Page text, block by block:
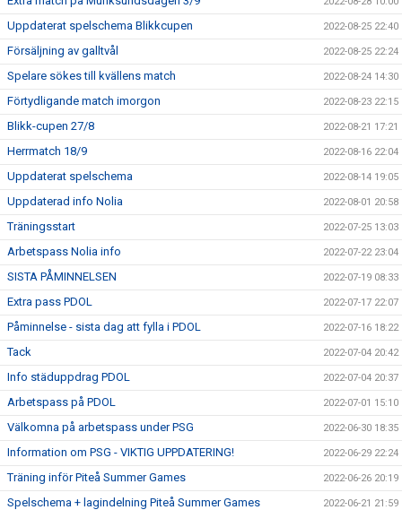
Uppdaterat spelschema Blikkcupen 2022-08-25 22:40
Försäljning av galltvål 2022-08-25 22:24
Spelare sökes till kvällens match 2022-08-24 14:30
Förtydligande match imorgon 2022-08-23 22:15
Blikk-cupen 27/8 2022-08-21 17:21
Herrmatch 18/9 2022-08-16 22:04
Uppdaterat spelschema 2022-08-14 19:05
Uppdaterad info Nolia 2022-08-01 20:58
Träningsstart 2022-07-25 13:03
Arbetspass Nolia info 2022-07-22 23:04
SISTA PÅMINNELSEN 2022-07-19 08:33
Extra pass PDOL 2022-07-17 22:07
Påminnelse - sista dag att fylla i PDOL 2022-07-16 18:22
Tack 2022-07-04 20:42
Info städuppdrag PDOL 2022-07-04 20:37
Arbetspass på PDOL 2022-07-01 15:10
Välkomna på arbetspass under PSG 2022-06-30 18:35
Information om PSG - VIKTIG UPPDATERING! 2022-06-29 22:24
Träning inför Piteå Summer Games 2022-06-26 20:19
Spelschema + lagindelning Piteå Summer Games 2022-06-21 21:59